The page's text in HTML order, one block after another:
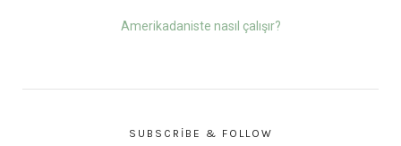
Amerikadaniste nasıl çalışır?
SUBSCRIBE & FOLLOW